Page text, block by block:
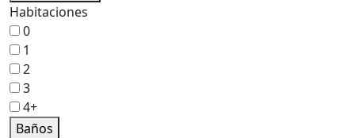
Habitaciones
0
1
2
3
4+
Baños